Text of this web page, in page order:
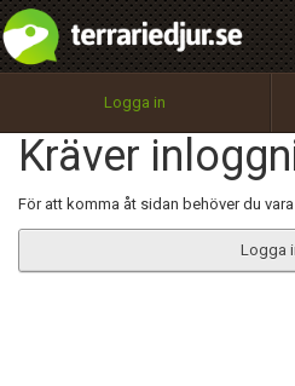
Logga in
Kräver
För att komma åt sidan behöver du
Logga
OK
integritetspolicy
Namn:
Epost:
Begär nytt lösenord